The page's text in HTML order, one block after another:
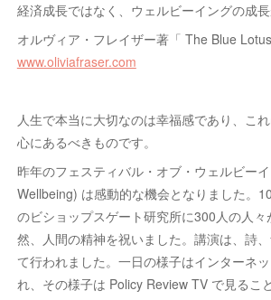
経済成長ではなく、ウェルビーイングの成長
オルヴィア・フレイザー著「 The Blue Lotus
www.oliviafraser.com
人生で本当に大切なのは幸福感であり、こ
心にあるべきものです。
昨年のフェスティバル・オブ・ウェルビー
Wellbeing) は感動的な機会となりました。
のビショップスゲート研究所に300人の人々
然、人間の精神を祝いました。講演は、詩
て行われました。一日の様子はインターネ
れ、その様子は Policy Review TV で見るこ